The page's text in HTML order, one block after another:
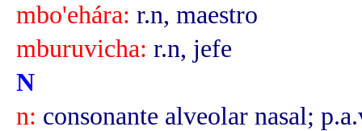
mbo'ehára: r.n, maestro
mburuvicha: r.n, jefe
N
n: consonante alveolar nasal;